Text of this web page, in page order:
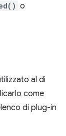
o
al di
come
di plug-in